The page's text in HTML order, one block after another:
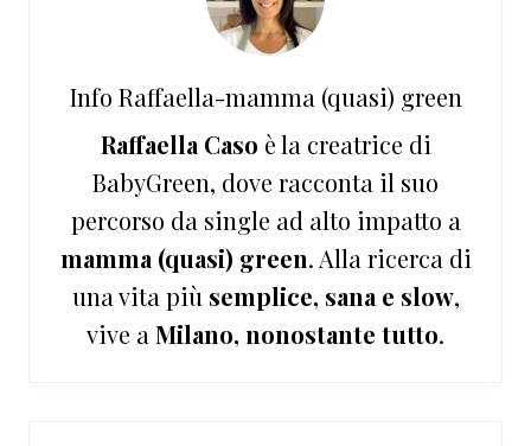
Info Raffaella-mamma (quasi) green
Raffaella Caso è la creatrice di
BabyGreen, dove racconta il suo
percorso da single ad alto impatto a
mamma (quasi) green. Alla ricerca di
una vita più semplice, sana e slow,
vive a Milano, nonostante tutto.